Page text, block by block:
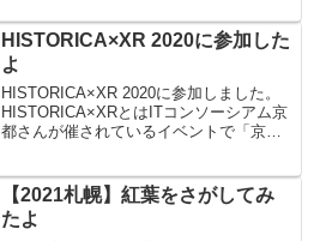
しゃ）とは、ロタンダ（円形建築物）と
なっている学校の校舎で...
HISTORICA×XR 2020に参加した
よ
HISTORICA×XR 2020に参加しました。
HISTORICA×XRとはITコンソーシアム京
都さんが催されているイベントで「京都
で開催ということです。11/8開催...
【2021札幌】紅葉をさがしてみ
たよ